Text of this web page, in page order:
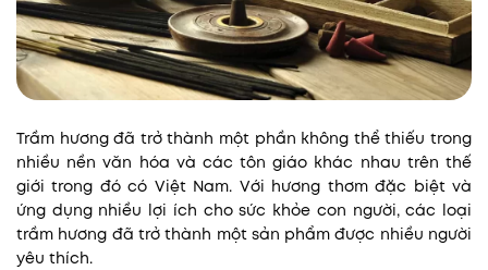
Trầm hương đã trở thành một phần không thể thiếu trong
nhiều nền văn hóa và các tôn giáo khác nhau trên thế
giới trong đó có Việt Nam. Với hương thơm đặc biệt và
ứng dụng nhiều lợi ích cho sức khỏe con người, các loại
trầm hương đã trở thành một sản phẩm được nhiều người
yêu thích.